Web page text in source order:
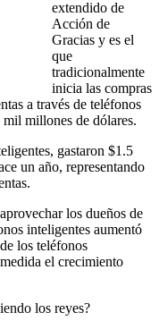
extendido de
Acción de
Gracias y es el
que
tradicionalmente
inicia las compras
a través de teléfonos
millones de dólares.
gastaron $1.5
un año, representando
los dueños de
inteligentes aumentó
los teléfonos
el crecimiento
los reyes?